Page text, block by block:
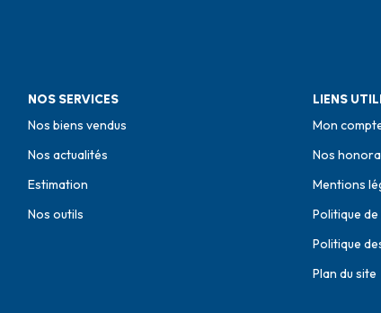
NOS SERVICES
Nos biens vendus
Nos actualités
Estimation
Nos outils
LIENS
Mon
Nos
Mentions
Politique
Politique
Plan du site